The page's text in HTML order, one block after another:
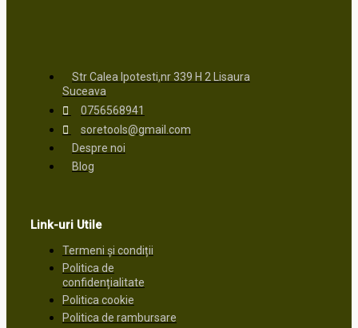
Str Calea Ipotesti,nr 339 H 2 Lisaura
Suceava
0756568941
soretools@gmail.com
Despre noi
Blog
Link-uri Utile
Termeni și condiții
Politica de
confidențialitate
Politica cookie
Politica de rambursare